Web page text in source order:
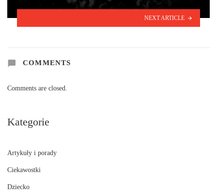
NEXT ARTICLE
COMMENTS
Comments are closed.
Kategorie
Artykuły i porady
Ciekawostki
Dziecko